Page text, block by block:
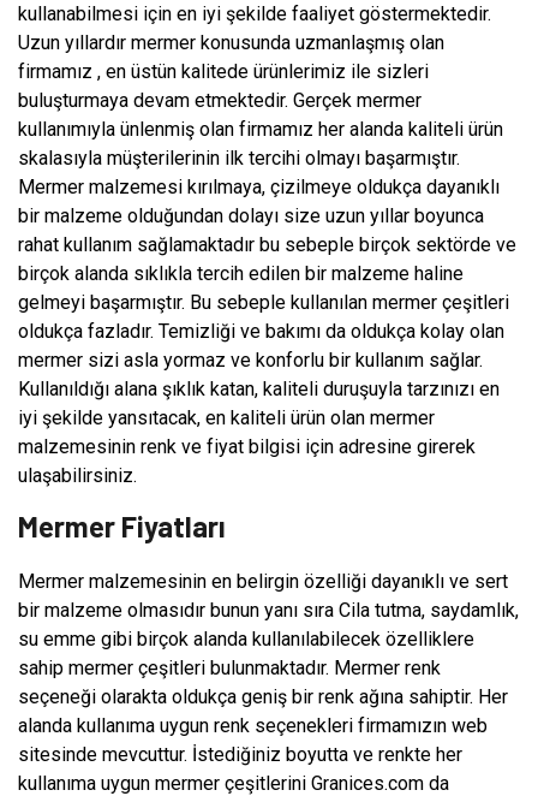
kullanabilmesi için en iyi şekilde faaliyet göstermektedir.
Uzun yıllardır mermer konusunda uzmanlaşmış olan
firmamız , en üstün kalitede ürünlerimiz ile sizleri
buluşturmaya devam etmektedir. Gerçek mermer
kullanımıyla ünlenmiş olan firmamız her alanda kaliteli ürün
skalasıyla müşterilerinin ilk tercihi olmayı başarmıştır.
Mermer malzemesi kırılmaya, çizilmeye oldukça dayanıklı
bir malzeme olduğundan dolayı size uzun yıllar boyunca
rahat kullanım sağlamaktadır bu sebeple birçok sektörde ve
birçok alanda sıklıkla tercih edilen bir malzeme haline
gelmeyi başarmıştır. Bu sebeple kullanılan mermer çeşitleri
oldukça fazladır. Temizliği ve bakımı da oldukça kolay olan
mermer sizi asla yormaz ve konforlu bir kullanım sağlar.
Kullanıldığı alana şıklık katan, kaliteli duruşuyla tarzınızı en
iyi şekilde yansıtacak, en kaliteli ürün olan mermer
malzemesinin renk ve fiyat bilgisi için adresine girerek
ulaşabilirsiniz.
Mermer Fiyatları
Mermer malzemesinin en belirgin özelliği dayanıklı ve sert
bir malzeme olmasıdır bunun yanı sıra Cila tutma, saydamlık,
su emme gibi birçok alanda kullanılabilecek özelliklere
sahip mermer çeşitleri bulunmaktadır. Mermer renk
seçeneği olarakta oldukça geniş bir renk ağına sahiptir. Her
alanda kullanıma uygun renk seçenekleri firmamızın web
sitesinde mevcuttur. İstediğiniz boyutta ve renkte her
kullanıma uygun mermer çeşitlerini Granices.com da